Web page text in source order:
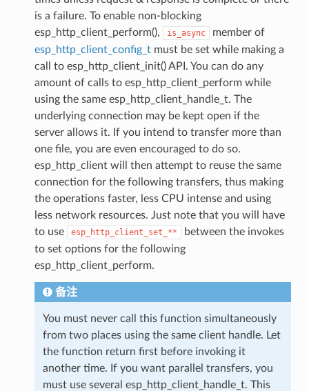
is a failure. To enable non-blocking
esp_http_client_perform(),
is_async
member of
esp_http_client_config_tmust be set while making a
call to esp_http_client_init() API. You can do any
amount of calls to esp_http_client_perform while
using the same esp_http_client_handle_t. The
underlying connection may be kept open if the
server allows it. If you intend to transfer more than
one file, you are even encouraged to do so.
esp_http_client will then attempt to reuse the same
connection for the following transfers, thus making
the operations faster, less CPU intense and using
less network resources. Just note that you will have
to use
esp_http_client_set_**
between the invokes
to set options for the following
esp_http_client_perform.
备注
You must never call this function simultaneously
from two places using the same client handle. Let
the function return first before invoking it
another time. If you want parallel transfers, you
must use several esp_http_client_handle_t. This